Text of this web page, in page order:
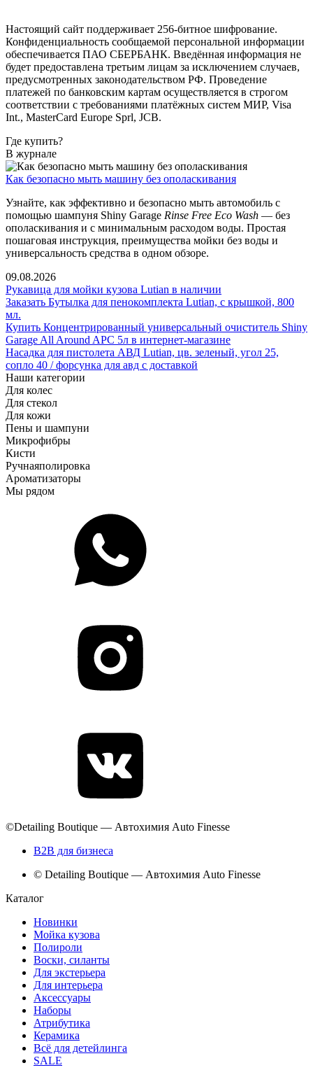
Настоящий сайт поддерживает 256-битное шифрование.
Конфиденциальность сообщаемой персональной информации
обеспечивается ПАО СБЕРБАНК. Введённая информация не
будет предоставлена третьим лицам за исключением случаев,
предусмотренных законодательством РФ. Проведение
платежей по банковским картам осуществляется в строгом
соответствии с требованиями платёжных систем МИР, Visa
Int., MasterCard Europe Sprl, JCB.
Где купить?
В журнале
Как безопасно мыть машину без ополаскивания
Узнайте, как эффективно и безопасно мыть автомобиль с
помощью шампуня Shiny Garage Rinse Free Eco Wash — без
ополаскивания и с минимальным расходом воды. Простая
пошаговая инструкция, преимущества мойки без воды и
универсальность средства в одном обзоре.
09.08.2026
Рукавица для мойки кузова Lutian в наличии
Заказать Бутылка для пенокомплекта Lutian, с крышкой, 800
мл.
Купить Концентрированный универсальный очиститель Shiny
Garage All Around APC 5л в интернет-магазине
Насадка для пистолета АВД Lutian, цв. зеленый, угол 25,
сопло 40 / форсунка для авд с доставкой
Наши категории
Для колес
Для стекол
Для кожи
Пены и шампуни
Микрофибры
Кисти
Ручнаяполировка
Ароматизаторы
Мы рядом
©Detailing Boutique — Автохимия Auto Finesse
B2B для бизнеса
© Detailing Boutique — Автохимия Auto Finesse
Каталог
Новинки
Мойка кузова
Полироли
Воски, силанты
Для экстерьера
Для интерьера
Аксессуары
Наборы
Атрибутика
Керамика
Всё для детейлинга
SALE